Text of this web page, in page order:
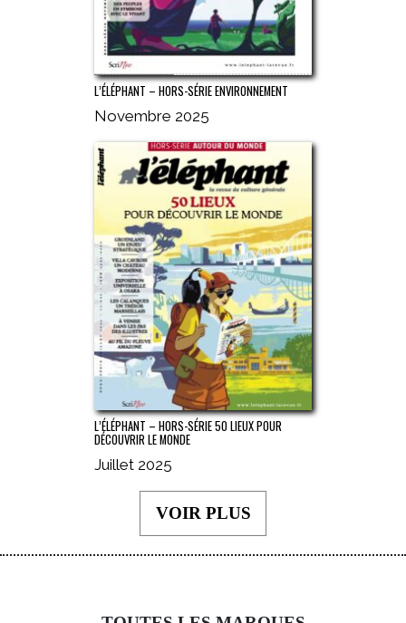
L’ÉLÉPHANT – HORS-SÉRIE ENVIRONNEMENT
Novembre 2025
L’ÉLÉPHANT – HORS-SÉRIE 50 LIEUX POUR
DÉCOUVRIR LE MONDE
Juillet 2025
VOIR PLUS